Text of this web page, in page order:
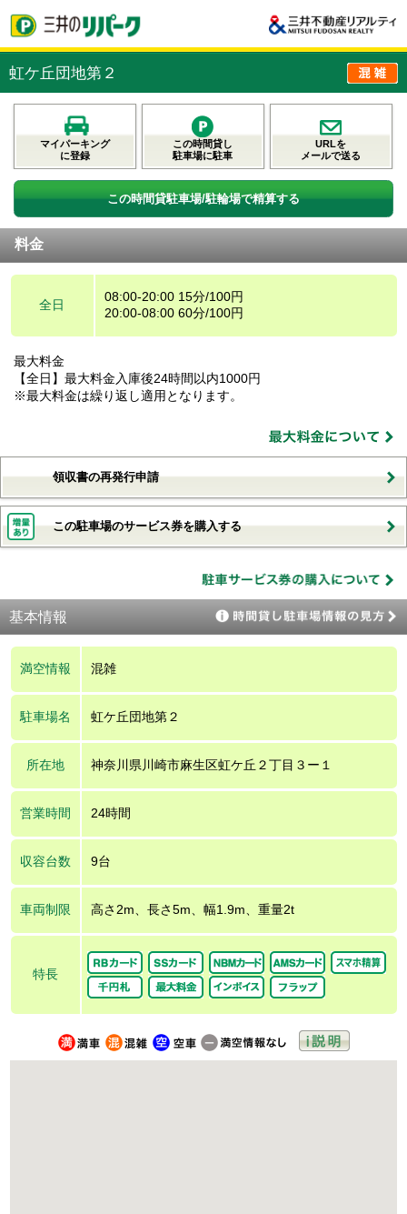
虹ケ丘団地第２
マイパーキング
に登録
この時間貸し
駐車場に駐車
URLを
メールで送る
この時間貸駐車場/駐輪場で精算する
料金
全日
08:00-20:00 15分/100円
20:00-08:00 60分/100円
最大料金
【全日】最大料金入庫後24時間以内1000円
※最大料金は繰り返し適用となります。
領収書の再発行申請
この駐車場のサービス券を購入する
基本情報
満空情報 混雑
駐車場名 虹ケ丘団地第２
所在地 神奈川県川崎市麻生区虹ケ丘２丁目３ー１
営業時間 24時間
収容台数 9台
車両制限 高さ2m、長さ5m、幅1.9m、重量2t
特長